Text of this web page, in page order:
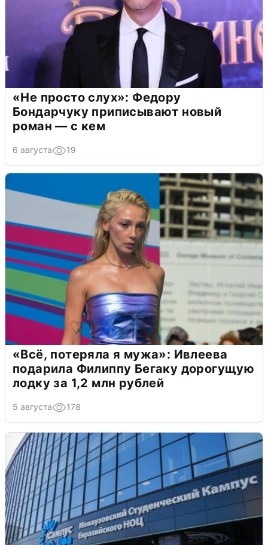
«Не просто слух»: Федору
Бондарчуку приписывают новый
роман — с кем
6 августа 19
«Всё, потеряла я мужа»: Ивлеева
подарила Филиппу Бегаку дорогущую
лодку за 1,2 млн рублей
5 августа 178